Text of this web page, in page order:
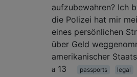
aufzubewahren? Ich
die Polizei hat mir
eines persönlichen
über Geld
amerikanischer
13
passports legal